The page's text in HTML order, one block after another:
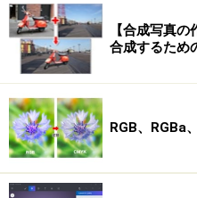
【合成写真
合成するため
RGB、RGBa